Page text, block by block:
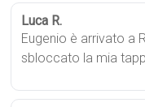
Luca R.
Eugenio è arrivato a
sbloccato la mia